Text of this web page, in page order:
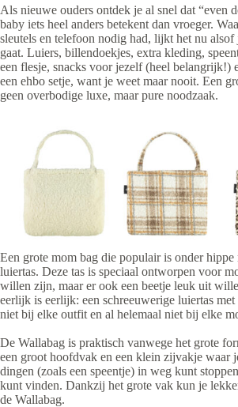
Als nieuwe ouders ontdek je al snel dat “even
baby iets heel anders betekent dan vroeger.
sleutels en telefoon nodig had, lijkt het nu alsof
gaat. Luiers, billendoekjes, extra kleding,
een flesje, snacks voor jezelf (heel belangrijk!)
een ehbo setje, want je weet maar nooit. Een
geen overbodige luxe, maar pure noodzaak.
Een grote mom bag die populair is onder hippe
luiertas. Deze tas is speciaal ontworpen voor
willen zijn, maar er ook een beetje leuk uit
eerlijk is eerlijk: een schreeuwerige luiertas
niet bij elke outfit en al helemaal niet bij elke
De Wallabag is praktisch vanwege het grote
een groot hoofdvak en een klein zijvakje waar
dingen (zoals een speentje) in weg kunt
kunt vinden. Dankzij het grote vak kun je
de Wallabag.